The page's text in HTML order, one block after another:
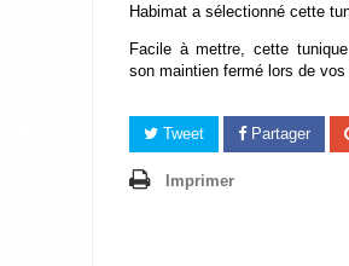
Habimat a sélectionné cette
Facile à mettre, cette
son maintien fermé lors de
Tweet Partager
Imprimer